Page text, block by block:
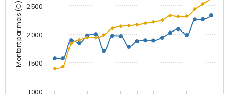
Montant par mois (€)
1 000
1 500
2 000
2 500